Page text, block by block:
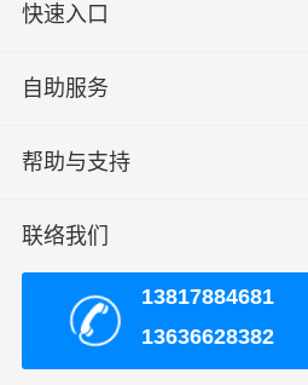
快速入口
自助服务
帮助与支持
联络我们
13817884681
13636628382